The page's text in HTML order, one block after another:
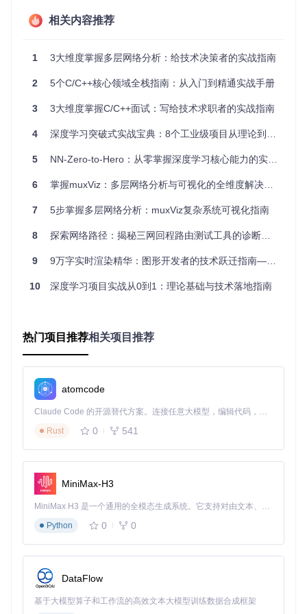
场景突破：跨领域应用案例解析
领域案例展示了pymnet的应用价值：
社交-职业网络分析
cebook）与职业网络（LinkedIn），通过层间边（Inter-layer
跨层级连接强度与职业晋升速度呈正相关（r=0.68）
异对整体系统的影响。数据来源：项目文档
生物代谢网络建模
在酵母代谢网络研究中，研究者构建了包含"基因调控"、"蛋白
质相互作用"和"代谢反应"的三层网络，通过pymnet的度分布
（Degree Distribution）——节点连接数量的统计特征，识
别出37个跨层级关键节点，其中23个与已知疾病基因高度相
仅3个关键换乘节点的失效会导致整体系统效率下降42%
基于层间依赖关系的优化策略可将恢复时间缩短37%
实践路径：从零构建多层网络分析流程
环境配置
git clone
cd Multilayer-networks-library
核心网络构建
import pymnet
# 创建具有1个方面的多层网络（方面表示网络的维度特征）
相关内容推荐
1 3大维度掌握多层网络分析：给技术决策者的实战指南
2 5个C/C++核心领域全栈指南：从入门到精通实战手册
3 3大维度掌握C/C++面试：写给技术求职者的实战指南
4 深度学习突破式实战宝典：8个工业级项目从理论到落地
5 NN-Zero-to-Hero：从零掌握深度学习核心能力的实战指南
6 掌握muxViz：多层网络分析与可视化的全维度解决方案
7 5步掌握多层网络分析：muxViz复杂系统可视化指南
8 探索网络路径：揭秘三网回程路由测试工具的诊断价值
9 9万字实时渲染精华：图形开发者的技术跃迁指南——如何高效掌握实时渲染核心技术？
10 深度学习项目实战从0到1：理论基础与技术落地指南
热门项目推荐相关项目推荐
atomcode
Claude Code 的开源替代方案。连接任意大模型，编辑代码，运行命令，自动验证 — 全自动执行。用 Rust 构建，极致性能。 ｜ An open-source alternative to Claude Code. Connect any LLM, edit code, run commands, and verify changes — autonomously. Built in Rust for speed. Get Started
Rust
0 541
MiniMax-H3
MiniMax H3 是一个通用的全模态生成系统。它支持对由文本、图像、视频和音频组成的多模态上下文进行统一理解，并能生成分辨率高达 2K、时长可达 15 秒的带原生立体声音频的视频。得益于面向任务泛化的系统设计，H3 在预训练阶段就已具备广泛的多模态上下文理解与生成能力，能够出色地执行复杂的多模态指令。
Python
0 0
DataFlow
基于大模型算子和工作流的高效文本大模型训练数据合成框架